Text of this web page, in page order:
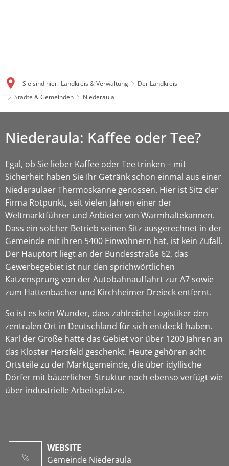
Sie sind hier: Landkreis & Verwaltung
Der Landkreis
Städte & Gemeinden
Niederaula
Niederaula: Kaffee oder Tee?
Egal, ob Sie lieber Kaffee oder Tee trinken – mit
Sicherheit haben Sie Ihr Getränk schon einmal aus einer
Niederaulaer Thermoskanne genossen. Hier ist Sitz der
Firma Rotpunkt, seit vielen Jahren einer der
Weltmarktführer und Anbieter von Warmhaltekannen.
Dass ein solcher Betrieb seinen Sitz ausgerechnet in der
Gemeinde mit ihren 5400 Einwohnern hat, ist kein Zufall.
Der Hauptort liegt an der Bundesstraße 62, das
Gewerbegebiet ist nur den sprichwörtlichen
Katzensprung von der Autobahnauffahrt zur A7 sowie
zum Hattenbacher und Kirchheimer Dreieck entfernt.
So ist es kein Wunder, dass zahlreiche Logistiker den
zentralen Ort in Deutschland für sich entdeckt haben.
Karl der Große hatte das Gebiet vor über 1200 Jahren an
das Kloster Hersfeld geschenkt. Heute gehören acht
Ortsteile zu der Marktgemeinde, die über idyllische
Dörfer mit bäuerlicher Struktur noch ebenso verfügt wie
über industrielle Arbeitsplätze.
WEBSITE
Gemeinde Niederaula